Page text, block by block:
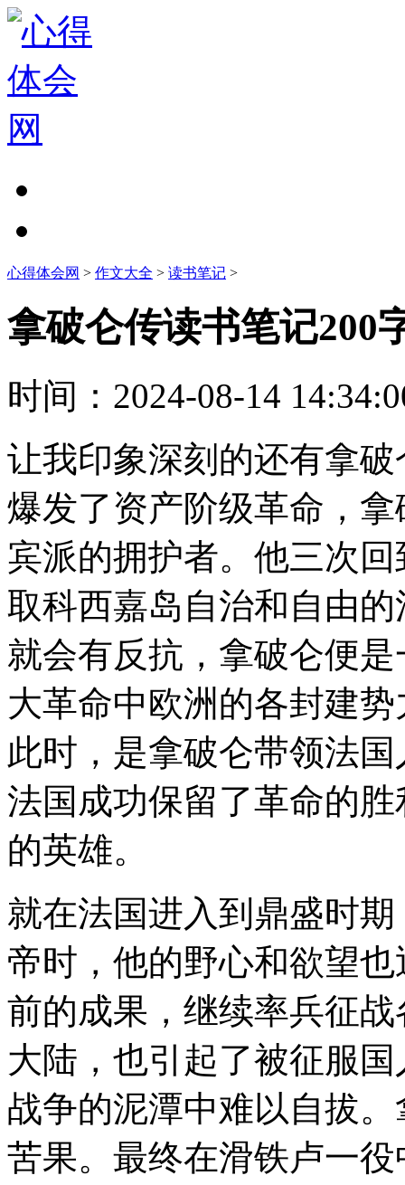
心得体会网 > 作文大全 > 读书笔记 >
拿破仑传读书笔记200
时间： 2024-08-14
让我印象深刻的还有拿
爆发了资产阶级革命，
宾派的拥护者。他三次
取科西嘉岛自治和自由
就会有反抗，拿破仑便
大革命中欧洲的各封建
此时，是拿破仑带领法
法国成功保留了革命的
的英雄。
就在法国进入到鼎盛时
帝时，他的野心和欲望
前的成果，继续率兵征
大陆，也引起了被征服
战争的泥潭中难以自拔
苦果。最终在滑铁卢一